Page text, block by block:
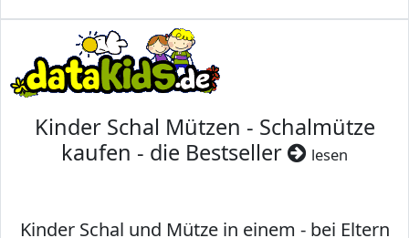
Kinder Schal Mützen - Schalmütze
kaufen - die Bestseller
lesen
Kinder Schal und Mütze in einem - bei Eltern